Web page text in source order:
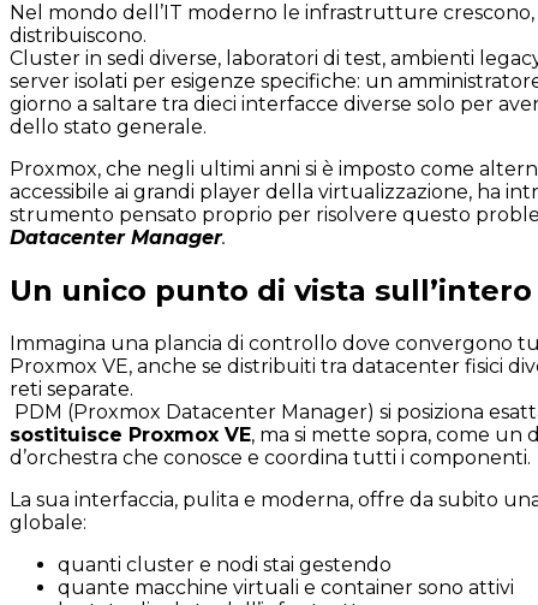
Nel mondo dell’IT moderno le infrastrutture crescono,
distribuiscono.
Cluster in sedi diverse, laboratori di test, ambienti
server isolati per esigenze specifiche: un
giorno a saltare tra dieci interfacce diverse solo per
dello stato generale.
Proxmox, che negli ultimi anni si è imposto come
accessibile ai grandi player della virtualizzazione, ha
strumento pensato proprio per risolvere questo
Datacenter Manager.
Un unico punto di vista
Immagina una plancia di controllo dove convergono
Proxmox VE, anche se distribuiti tra datacenter fisici
reti separate.
PDM (Proxmox Datacenter Manager) si posiziona
sostituisce Proxmox VE, ma si mette sopra, come un
d’orchestra che conosce e coordina tutti i componenti.
La sua interfaccia, pulita e moderna, offre da subito
globale:
quanti cluster e nodi stai gestendo
quante macchine virtuali e container sono attivi